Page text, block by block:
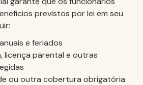
previstos por lei em seu
e feriados
licença parental e outras
ou outra cobertura obrigatória